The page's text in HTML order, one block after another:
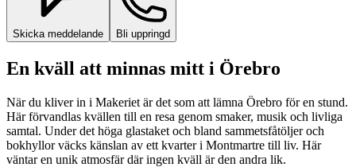
Skicka meddelande Bli uppringd
En kväll att minnas mitt i Örebro
När du kliver in i Makeriet är det som att lämna Örebro för en stund.
Här förvandlas kvällen till en resa genom smaker, musik och livliga
samtal. Under det höga glastaket och bland sammetsfåtöljer och
bokhyllor väcks känslan av ett kvarter i Montmartre till liv. Här
väntar en unik atmosfär där ingen kväll är den andra lik.